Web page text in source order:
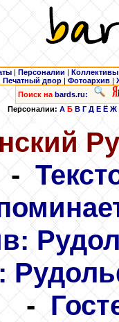
| Персоналии | Коллективы
Печатный двор |Фотоархив |
Поиск на bards.ru:
Персоналии: А Б В Г Д Е Ё Ж
-
-